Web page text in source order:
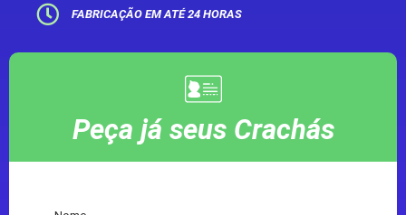
FABRICAÇÃO EM ATÉ 24 HORAS
Peça já seus Crachás